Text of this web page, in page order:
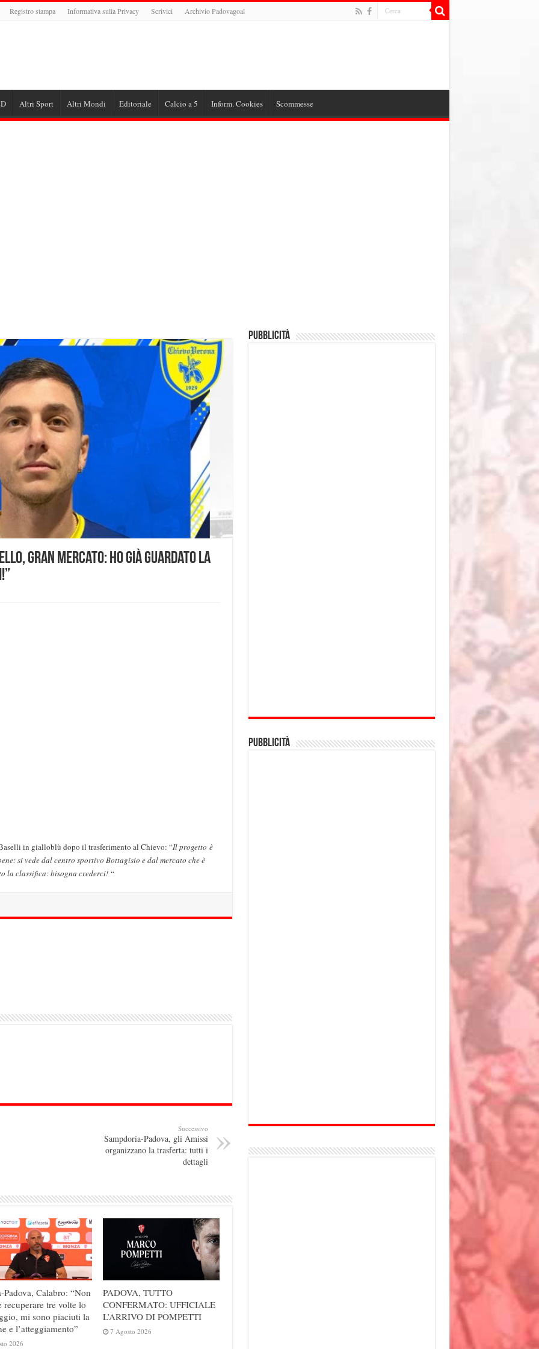
Registro stampa Informativa sulla Privacy Scrivici Archivio Padovagoal
Altri Sport Altri Mondi Editoriale Calcio a 5 Inform. Cookies Scommesse
gran mercato: ho già guardato la
in gialloblù dopo il trasferimento al Chievo: “Il progetto è
si vede dal centro sportivo Bottagisio e dal mercato che è
la classifica: bisogna crederci!“
Successivo
Sampdoria-Padova, gli Amissi
organizzano la trasferta: tutti i
dettagli
Padova, Calabro: “Non
recuperare tre volte lo
mi sono piaciuti la
e l’atteggiamento”
2026
PADOVA, TUTTO
CONFERMATO: UFFICIALE
L’ARRIVO DI POMPETTI
7 Agosto 2026
Pubblicità
Pubblicità